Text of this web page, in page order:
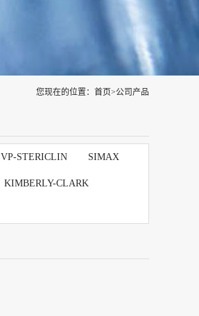
您现在的位置： 首页>公司产品
VP-STERICLIN SIMAX
KIMBERLY-CLARK